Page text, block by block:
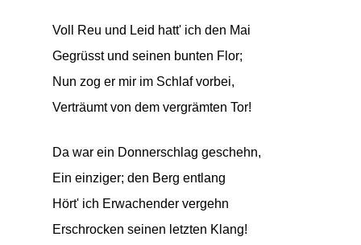
Voll Reu und Leid hatt' ich den Mai
Gegrüsst und seinen bunten Flor;
Nun zog er mir im Schlaf vorbei,
Verträumt von dem vergrämten Tor!
Da war ein Donnerschlag geschehn,
Ein einziger; den Berg entlang
Hört' ich Erwachender vergehn
Erschrocken seinen letzten Klang!